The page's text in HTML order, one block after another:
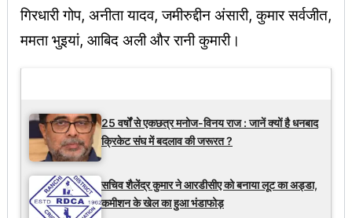
गिरधारी गोप, अनीता यादव, जमीरुद्दीन अंसारी, कुमार सर्वजीत,
ममता भुइयां, आबिद अली और रानी कुमारी।
25 वर्षों से एकछत्र मनोज-विनय राज : जानें क्यों है धनबाद
क्रिकेट संघ में बदलाव की जरूरत ?
सचिव शैलेंद्र कुमार ने आरडीसीए को बनाया लूट का अड्डा,
कमीशन के खेल का हुआ भंडाफोड़